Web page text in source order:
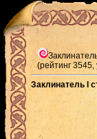
(рейтинг 3545,
Заклинатель I